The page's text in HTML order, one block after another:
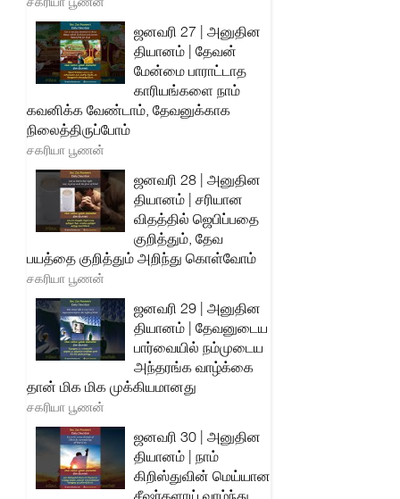
ஜனவரி 27 | அனுதின
தியானம் | தேவன்
மேன்மை பாராட்டாத
காரியங்களை நாம்
கவனிக்க வேண்டாம், தேவனுக்காக
நிலைத்திருப்போம்
சகரியா பூணன்
ஜனவரி 28 | அனுதின
தியானம் | சரியான
விதத்தில் ஜெபிப்பதை
குறித்தும், தேவ
பயத்தை குறித்தும் அறிந்து கொள்வோம்
சகரியா பூணன்
ஜனவரி 29 | அனுதின
தியானம் | தேவனுடைய
பார்வையில் நம்முடைய
அந்தரங்க வாழ்க்கை
தான் மிக மிக முக்கியமானது
சகரியா பூணன்
ஜனவரி 30 | அனுதின
தியானம் | நாம்
கிறிஸ்துவின் மெய்யான
சீஷர்களாய் வாழ்ந்து